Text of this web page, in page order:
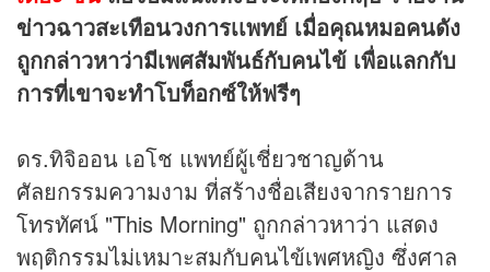
ข่าวฉาวสะเทือนวงการเเพทย์ เมื่อคุณหมอคนดัง
ถูกกล่าวหาว่ามีเพศสัมพันธ์กับคนไข้ เพื่อแลกกับ
การที่เขาจะทำโบท็อกซ์ให้ฟรีๆ
ดร.ทิจิออน เอโช แพทย์ผู้เชี่ยวชาญด้าน
ศัลยกรรมความงาม ที่สร้างชื่อเสียงจากรายการ
โทรทัศน์ "This Morning" ถูกกล่าวหาว่า แสดง
พฤติกรรมไม่เหมาะสมกับคนไข้เพศหญิง ซึ่งศาล